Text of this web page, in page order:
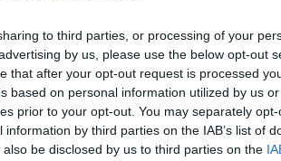
to third parties, or processing of your
by us, please use the below opt-out
that after your opt-out request is processed
based on personal information utilized by us
prior to your opt-out. You may separately
by third parties on the IAB’s list of
be disclosed by us to third parties on the
de legalább fényes
Barney Stinson
szórakozás mellett
dallamokat. Mert igen,
Fotó: Comedy Central